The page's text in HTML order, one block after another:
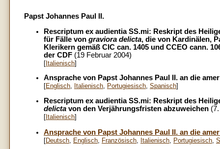
Papst Johannes Paul II.
Rescriptum ex audientia SS.mi: Reskript des
für Fälle von graviora delicta, die von Kardinälen,
Klerikern gemäß CIC can. 1405 und CCEO cann.
der CDF (19 Februar 2004)
[Italienisch]
Ansprache von Papst Johannes Paul II. an die
[Englisch, Italienisch, Portugiesisch, Spanisch]
Rescriptum ex audientia SS.mi: Reskript des
delicta von den Verjährungsfristen abzuweichen
[ Italienisch]
Ansprache von Papst Johannes Paul II. an die
[Deutsch Englisch Französisch Italienisch Portugiesisch